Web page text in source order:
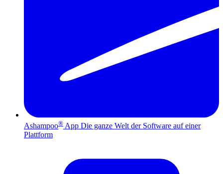
Ashampoo® App Die ganze Welt der Software auf einer
Plattform